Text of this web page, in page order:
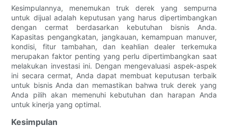
Kesimpulannya, menemukan truk derek yang sempurna
untuk dijual adalah keputusan yang harus dipertimbangkan
dengan cermat berdasarkan kebutuhan bisnis Anda.
Kapasitas pengangkatan, jangkauan, kemampuan manuver,
kondisi, fitur tambahan, dan keahlian dealer terkemuka
merupakan faktor penting yang perlu dipertimbangkan saat
melakukan investasi ini. Dengan mengevaluasi aspek-aspek
ini secara cermat, Anda dapat membuat keputusan terbaik
untuk bisnis Anda dan memastikan bahwa truk derek yang
Anda pilih akan memenuhi kebutuhan dan harapan Anda
untuk kinerja yang optimal.
Kesimpulan